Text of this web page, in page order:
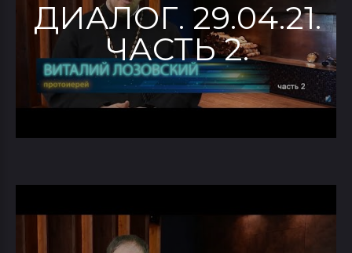
ДИАЛОГ. 29.04.21.
ЧАСТЬ 2.